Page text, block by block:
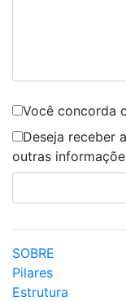
Você concorda
Deseja receber
outras
SOBRE
Pilares
Estrutura